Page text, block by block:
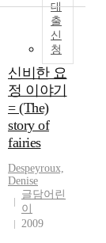
대
출
신
청
신비한 요
정 이야기
= (The)
story of
fairies
Despeyroux,
Denise
글담어린
이
2009